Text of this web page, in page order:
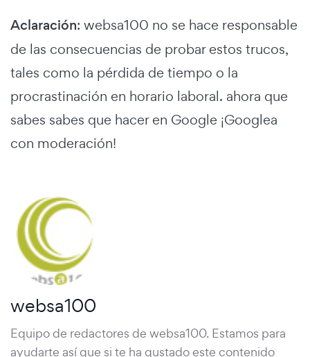
Aclaración: websa100 no se hace responsable
de las consecuencias de probar estos trucos,
tales como la pérdida de tiempo o la
procrastinación en horario laboral. ahora que
sabes sabes que hacer en Google ¡Googlea
con moderación!
websa100
Equipo de redactores de websa100. Estamos para
ayudarte así que si te ha gustado este contenido